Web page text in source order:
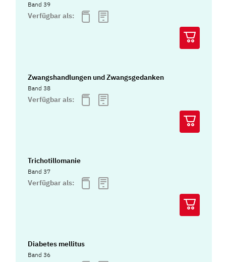
Band 39
Verfügbar als:
Zwangshandlungen und Zwangsgedanken
Band 38
Verfügbar als:
Trichotillomanie
Band 37
Verfügbar als:
Diabetes mellitus
Band 36